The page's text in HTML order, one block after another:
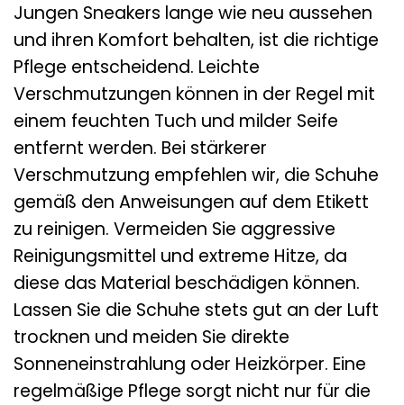
Jungen Sneakers lange wie neu aussehen
und ihren Komfort behalten, ist die richtige
Pflege entscheidend. Leichte
Verschmutzungen können in der Regel mit
einem feuchten Tuch und milder Seife
entfernt werden. Bei stärkerer
Verschmutzung empfehlen wir, die Schuhe
gemäß den Anweisungen auf dem Etikett
zu reinigen. Vermeiden Sie aggressive
Reinigungsmittel und extreme Hitze, da
diese das Material beschädigen können.
Lassen Sie die Schuhe stets gut an der Luft
trocknen und meiden Sie direkte
Sonneneinstrahlung oder Heizkörper. Eine
regelmäßige Pflege sorgt nicht nur für die